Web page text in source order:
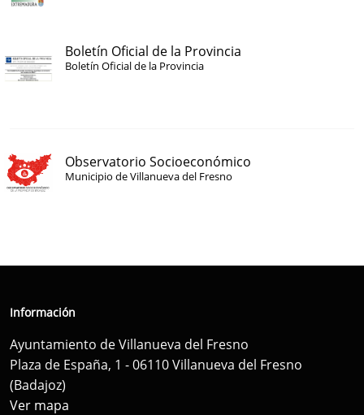
Boletín Oficial de la Provincia
Boletín Oficial de la Provincia
Observatorio Socioeconómico
Municipio de Villanueva del Fresno
Información
Ayuntamiento de Villanueva del Fresno
Plaza de España, 1 - 06110 Villanueva del Fresno
(Badajoz)
Ver mapa